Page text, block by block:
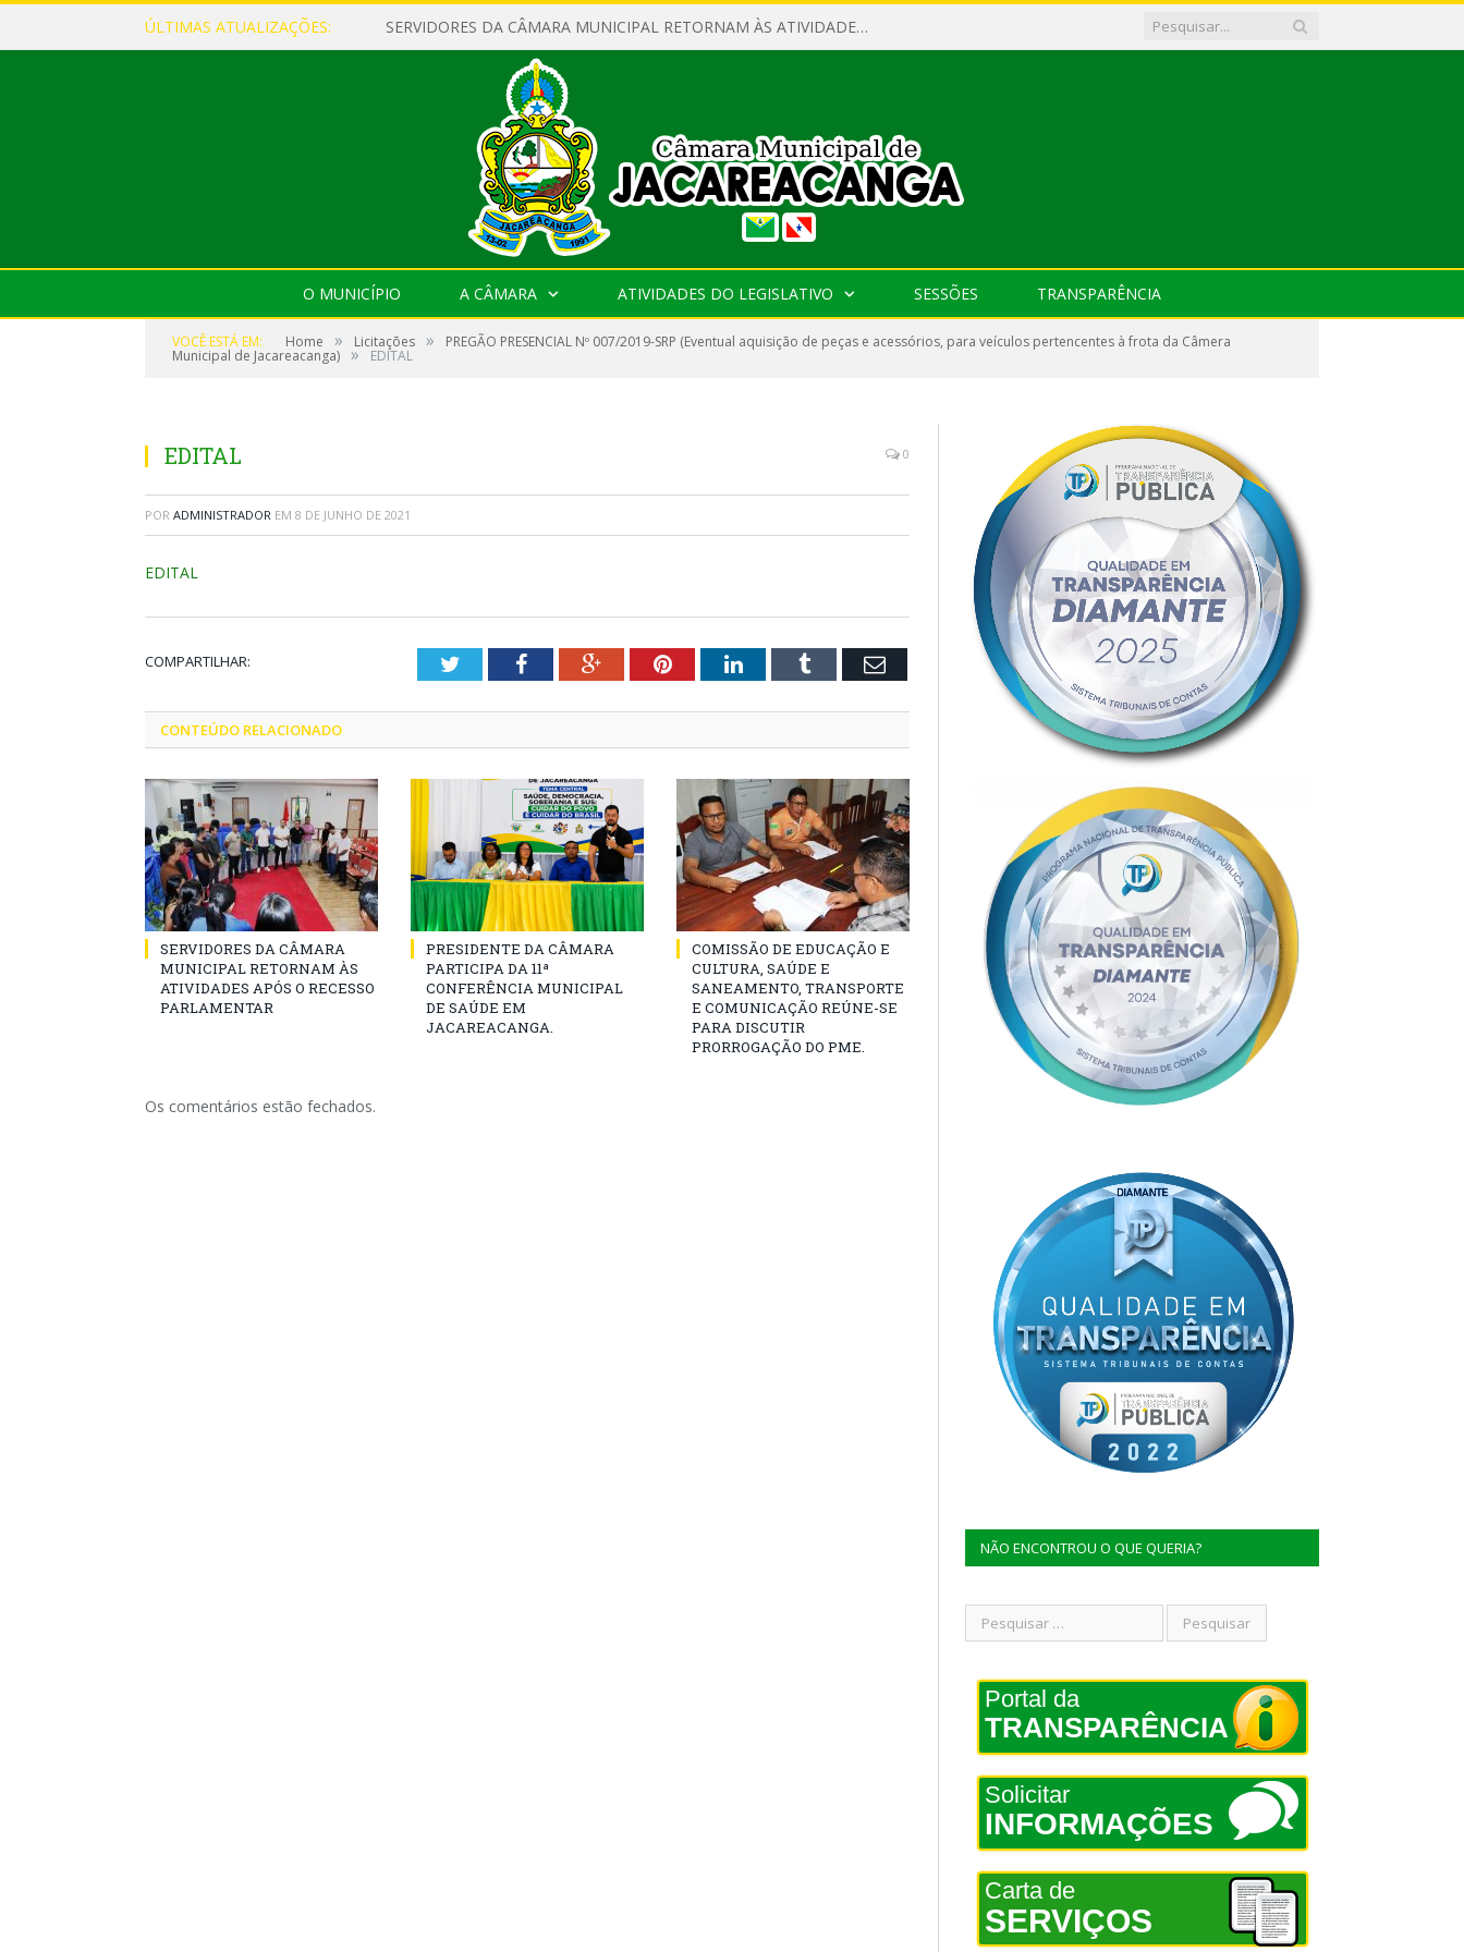
ÚLTIMAS ATUALIZAÇÕES: SERVIDORES DA CÂMARA MUNICIPAL RETORNAM ÀS ATIVIDADES APÓS O RECESSO PARLAMENTAR
O MUNICÍPIO A CÂMARA ATIVIDADES DO LEGISLATIVO SESSÕES TRANSPARÊNCIA
VOCÊ ESTÁ EM: Home » Licitações » PREGÃO PRESENCIAL Nº 007/2019-SRP (Eventual aquisição de peças e acessórios, para veículos pertencentes à frota da Câmera
Municipal de Jacareacanga) » EDITAL
EDITAL 0
POR ADMINISTRADOR EM 8 DE JUNHO DE 2021
EDITAL
COMPARTILHAR: TwitterFacebookGoogle+PinterestLinkedInTumblr Email
CONTEÚDO RELACIONADO
SERVIDORES DA CÂMARA
MUNICIPAL RETORNAM ÀS
ATIVIDADES APÓS O RECESSO
PARLAMENTAR
PRESIDENTE DA CÂMARA
PARTICIPA DA 11ª
CONFERÊNCIA MUNICIPAL
DE SAÚDE EM
JACAREACANGA.
COMISSÃO DE EDUCAÇÃO E
CULTURA, SAÚDE E
SANEAMENTO, TRANSPORTE
E COMUNICAÇÃO REÚNE-SE
PARA DISCUTIR
PRORROGAÇÃO DO PME.
Os comentários estão fechados.
NÃO ENCONTROU O QUE QUERIA?
Portal da
TRANSPARÊNCIA
Solicitar
INFORMAÇÕES
Carta de
SERVIÇOS